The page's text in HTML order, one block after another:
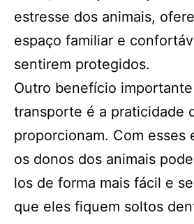
estresse dos animais,
espaço familiar e
sentirem protegidos.
Outro benefício
transporte é a praticidade
proporcionam. Com esses
os donos dos animais
los de forma mais fácil e
que eles fiquem soltos